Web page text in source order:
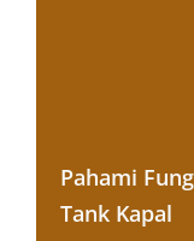
Pahami
Tank Kapal